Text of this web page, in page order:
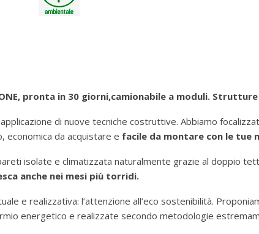
pronta in 30 giorni,camionabile a moduli.
di nuove tecniche costruttive. Abbiamo
economica da acquistare e facile da montare con le tue
isolate e climatizzata naturalmente grazie al doppio
anche nei mesi più torridi.
e realizzativa: l’attenzione all’eco sostenibilità.
energetico e realizzate secondo metodologie